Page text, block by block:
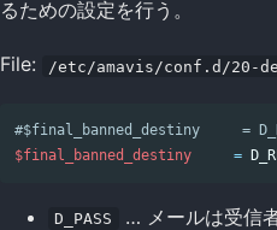
るための設定を行う。
File: /etc/amavis/conf.d/20-
#$final_banned_destiny     =
$final_banned_destiny
=
D_PASS … メールは受信